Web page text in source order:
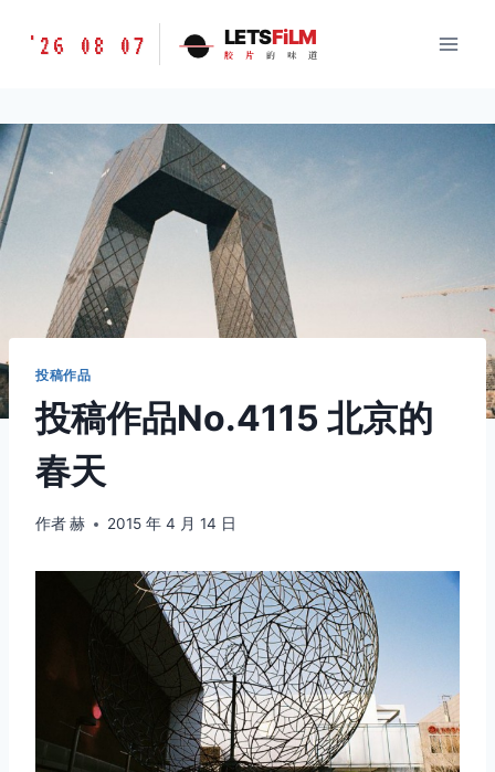
胶
味
道
LETSFILM
'26 08 07 LETSFiLM
胶 片 的 味 道
投稿作品
投稿作品No.4115 北京的
春天
作者赫 2015 年 4 月 14 日